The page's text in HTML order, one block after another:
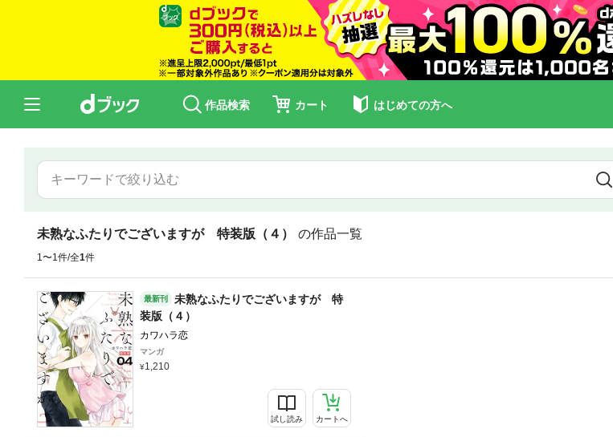
作品検索 カート はじめての方へ
未熟なふたりでございますが 特装版（４） の作品一覧
1〜1件/全1件
最新刊
未熟なふたりでございますが 特
装版（４）
カワハラ恋
マンガ
1,210
試し読み カートへ